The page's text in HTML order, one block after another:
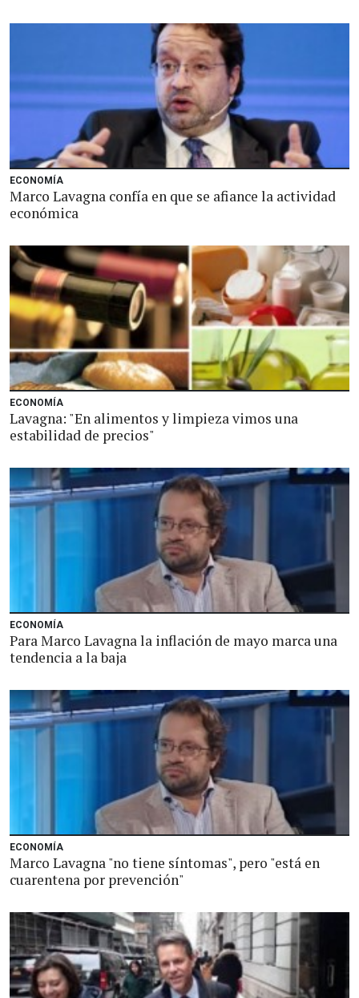
ECONOMÍA
Marco Lavagna confía en que se afiance la actividad
económica
ECONOMÍA
Lavagna: "En alimentos y limpieza vimos una
estabilidad de precios"
ECONOMÍA
Para Marco Lavagna la inflación de mayo marca una
tendencia a la baja
ECONOMÍA
Marco Lavagna "no tiene síntomas", pero "está en
cuarentena por prevención"